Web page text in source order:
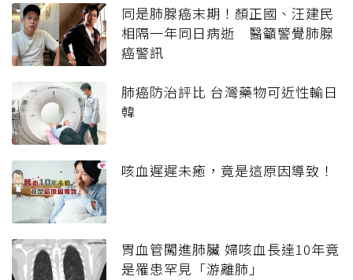
同是肺腺癌末期！顏正國、汪建民
相隔一年同日病逝 醫籲警覺肺腺
癌警訊
肺癌防治評比 台灣藥物可近性輸日
韓
咳血遲遲未癒，竟是這原因導致！
胃血管闖進肺臟 婦咳血長達10年竟
是罹患罕見「游離肺」